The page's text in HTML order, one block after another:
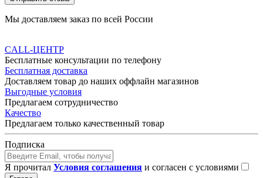
Мы доставляем заказ по всей России
CALL-ЦЕНТР
Бесплатные консультации по телефону
Бесплатная доставка
Доставляем товар до наших оффлайн магазинов
Выгодные условия
Предлагаем сотрудничество
Качество
Предлагаем только качественный товар
Подписка
Я прочитал Условия соглашения и согласен с условиями